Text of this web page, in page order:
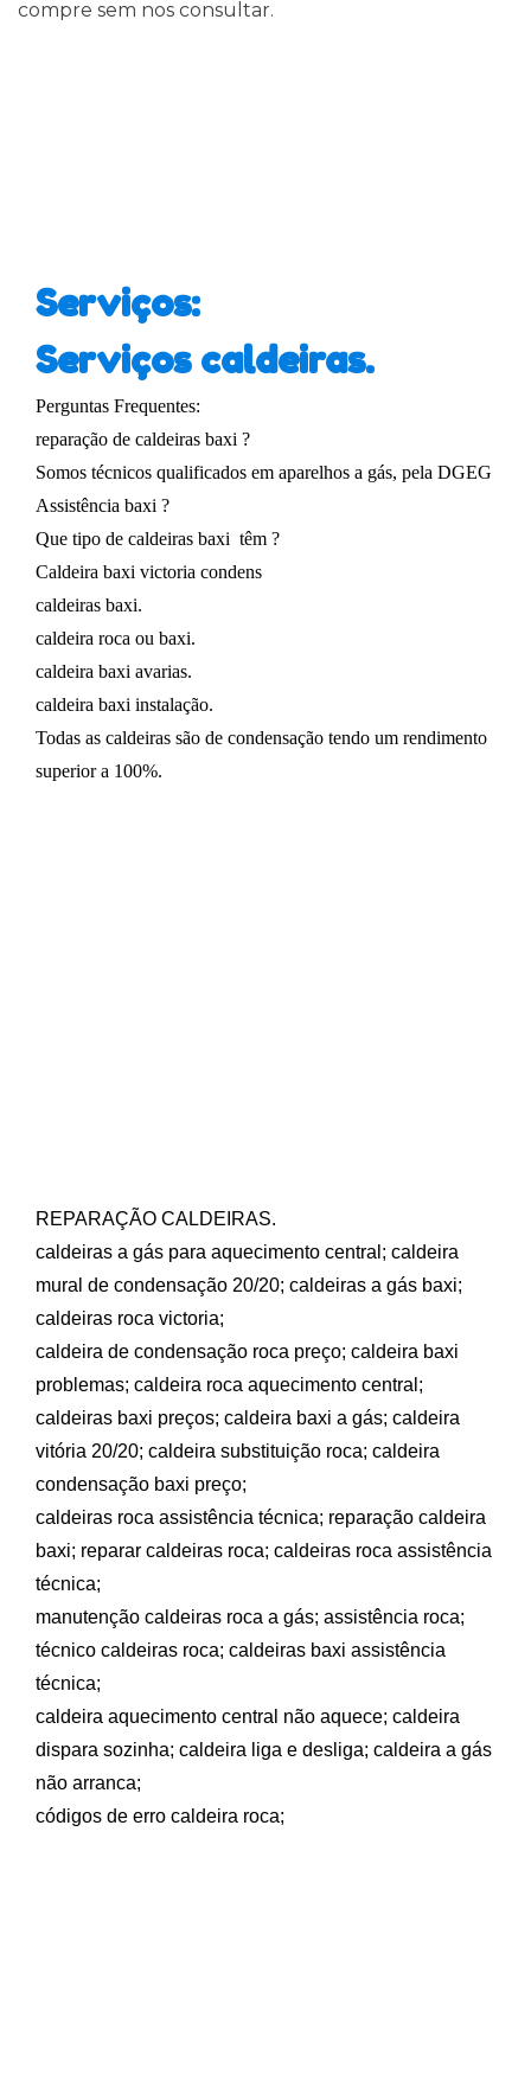
compre sem nos consultar.
Serviços:
Serviços caldeiras.
Perguntas Frequentes:
reparação de caldeiras baxi ?
Somos técnicos qualificados em aparelhos a gás, pela DGEG
Assistência baxi ?
Que tipo de caldeiras baxi têm ?
Caldeira baxi victoria condens
caldeiras baxi.
caldeira roca ou baxi.
caldeira baxi avarias.
caldeira baxi instalação.
Todas as caldeiras são de condensação tendo um rendimento
superior a 100%.
REPARAÇÃO CALDEIRAS.
caldeiras a gás para aquecimento central; caldeira
mural de condensação 20/20; caldeiras a gás baxi;
caldeiras roca victoria;
caldeira de condensação roca preço; caldeira baxi
problemas; caldeira roca aquecimento central;
caldeiras baxi preços; caldeira baxi a gás; caldeira
vitória 20/20; caldeira substituição roca; caldeira
condensação baxi preço;
caldeiras roca assistência técnica; reparação caldeira
baxi; reparar caldeiras roca; caldeiras roca assistência
técnica;
manutenção caldeiras roca a gás; assistência roca;
técnico caldeiras roca; caldeiras baxi assistência
técnica;
caldeira aquecimento central não aquece; caldeira
dispara sozinha; caldeira liga e desliga; caldeira a gás
não arranca;
códigos de erro caldeira roca;